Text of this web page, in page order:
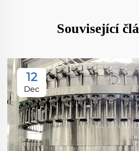
Související
12
Dec